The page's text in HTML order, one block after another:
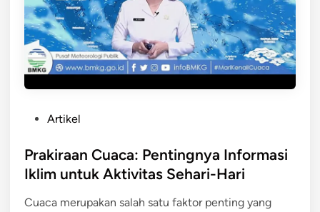
s
t
d
Artikel
Prakiraan Cuaca: Pentingnya Informasi
Iklim untuk Aktivitas Sehari-Hari
Cuaca merupakan salah satu faktor penting yang